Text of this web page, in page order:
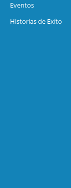
Eventos
Historias de Exíto